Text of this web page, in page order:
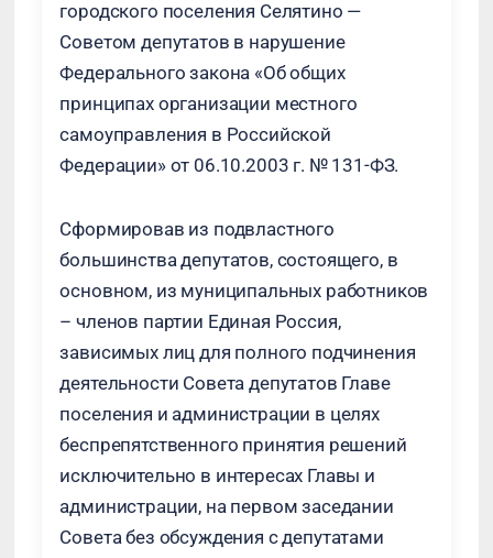
городского поселения Селятино —
Советом депутатов в нарушение
Федерального закона «Об общих
принципах организации местного
самоуправления в Российской
Федерации» от 06.10.2003 г. № 131-ФЗ.
Сформировав из подвластного
большинства депутатов, состоящего, в
основном, из муниципальных работников
– членов партии Единая Россия,
зависимых лиц для полного подчинения
деятельности Совета депутатов Главе
поселения и администрации в целях
беспрепятственного принятия решений
исключительно в интересах Главы и
администрации, на первом заседании
Совета без обсуждения с депутатами